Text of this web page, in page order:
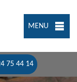
MENU
75 44 14